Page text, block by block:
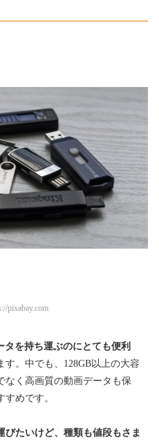
pixabay.com
タを持ち運ぶのにとても便利
す。中でも、128GB以上の大容
なく高画質の動画データも保
めです。
びたいけど、種類も値段もさま